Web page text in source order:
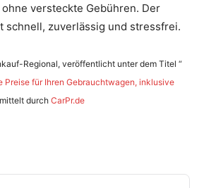
versteckte Gebühren. Der
schnell, zuverlässig und stressfrei.
Regional, veröffentlicht unter dem Titel “
Preise für Ihren Gebrauchtwagen, inklusive
durch CarPr.de